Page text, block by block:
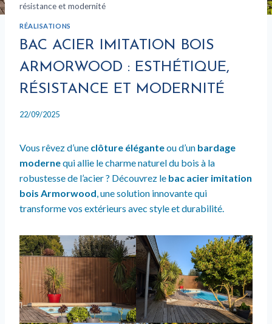
résistance et modernité
RÉALISATIONS
BAC ACIER IMITATION BOIS
ARMORWOOD : ESTHÉTIQUE,
RÉSISTANCE ET MODERNITÉ
22/09/2025
Vous rêvez d’une clôture éléganteou d’un bardage
modernequi allie le charme naturel du bois à la
robustesse de l’acier ? Découvrez le bac acier imitation
bois Armorwood, une solution innovante qui
transforme vos extérieurs avec style et durabilité.